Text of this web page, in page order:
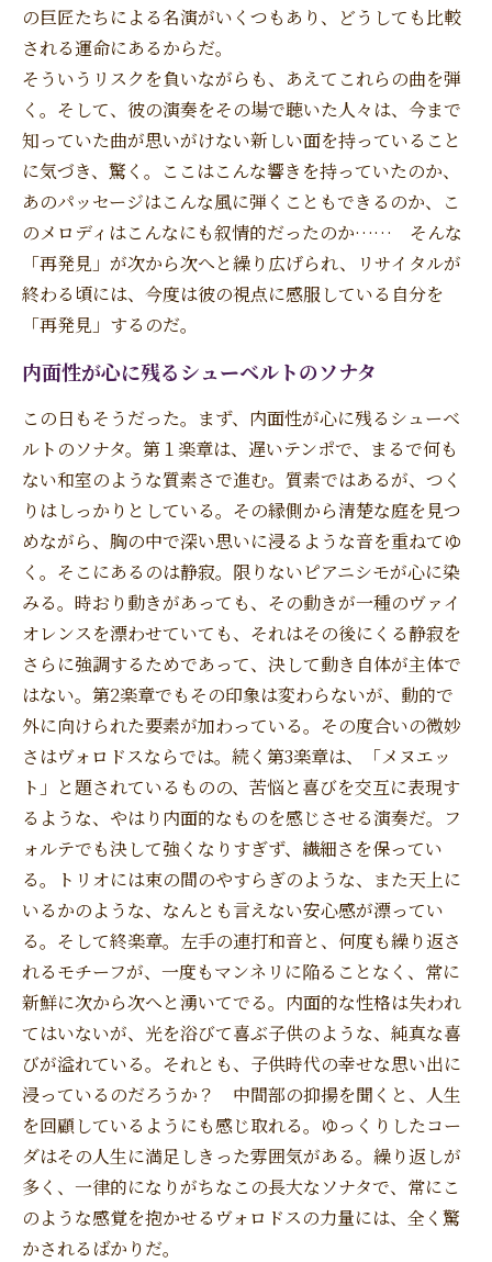
の巨匠たちによる名演がいくつもあり、どうしても比較
される運命にあるからだ。
そういうリスクを負いながらも、あえてこれらの曲を弾
く。そして、彼の演奏をその場で聴いた人々は、今まで
知っていた曲が思いがけない新しい面を持っていること
に気づき、驚く。ここはこんな響きを持っていたのか、
あのパッセージはこんな風に弾くこともできるのか、こ
のメロディはこんなにも叙情的だったのか…… そんな
「再発見」が次から次へと繰り広げられ、リサイタルが
終わる頃には、今度は彼の視点に感服している自分を
「再発見」するのだ。
内面性が心に残るシューベルトのソナタ
この日もそうだった。まず、内面性が心に残るシューベ
ルトのソナタ。第１楽章は、遅いテンポで、まるで何も
ない和室のような質素さで進む。質素ではあるが、つく
りはしっかりとしている。その縁側から清楚な庭を見つ
めながら、胸の中で深い思いに浸るような音を重ねてゆ
く。そこにあるのは静寂。限りないピアニシモが心に染
みる。時おり動きがあっても、その動きが一種のヴァイ
オレンスを漂わせていても、それはその後にくる静寂を
さらに強調するためであって、決して動き自体が主体で
はない。第2楽章でもその印象は変わらないが、動的で
外に向けられた要素が加わっている。その度合いの微妙
さはヴォロドスならでは。続く第3楽章は、「メヌエッ
ト」と題されているものの、苦悩と喜びを交互に表現す
るような、やはり内面的なものを感じさせる演奏だ。フ
ォルテでも決して強くなりすぎず、繊細さを保ってい
る。トリオには束の間のやすらぎのような、また天上に
いるかのような、なんとも言えない安心感が漂ってい
る。そして終楽章。左手の連打和音と、何度も繰り返さ
れるモチーフが、一度もマンネリに陥ることなく、常に
新鮮に次から次へと湧いてでる。内面的な性格は失われ
てはいないが、光を浴びて喜ぶ子供のような、純真な喜
びが溢れている。それとも、子供時代の幸せな思い出に
浸っているのだろうか？ 中間部の抑揚を聞くと、人生
を回顧しているようにも感じ取れる。ゆっくりしたコー
ダはその人生に満足しきった雰囲気がある。繰り返しが
多く、一律的になりがちなこの長大なソナタで、常にこ
のような感覚を抱かせるヴォロドスの力量には、全く驚
かされるばかりだ。